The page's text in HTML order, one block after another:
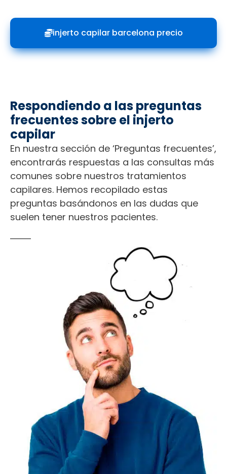
injerto capilar barcelona precio
Respondiendo a las preguntas
frecuentes sobre el injerto
capilar
En nuestra sección de ‘Preguntas frecuentes’,
encontrarás respuestas a las consultas más
comunes sobre nuestros tratamientos
capilares. Hemos recopilado estas
preguntas basándonos en las dudas que
suelen tener nuestros pacientes.